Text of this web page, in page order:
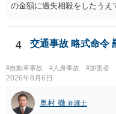
の金額に過失相殺をしたう
分割払いにしたいとの示談
されるのであれば、斡旋、
4 交通事故 略式命令
#自動車事故 #人身事故 #加害者
2026年8月6日
奥村 徹 弁護士